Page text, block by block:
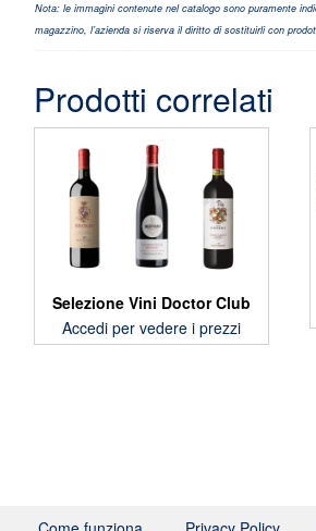
Nota: le immagini contenute nel catalogo sono puramente
magazzino, l’azienda si riserva il diritto di sostituirli con
Prodotti correlati
Selezione Vini Doctor Club
Accedi per vedere i prezzi